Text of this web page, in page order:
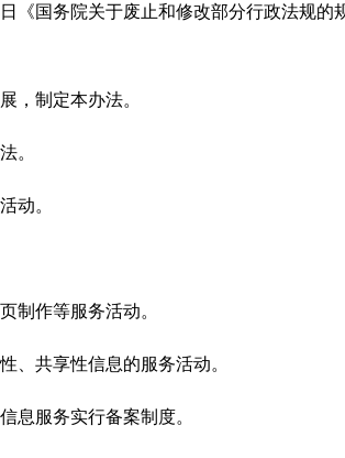
《国务院关于废止和修改部分行政法规
制定本办法。
。
动。
作等服务活动。
共享性信息的服务活动。
服务实行备案制度。